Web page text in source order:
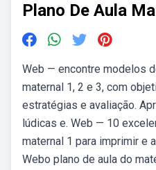
Plano De Aula
Web — encontre modelos
maternal 1, 2 e 3, com
estratégias e avaliação.
lúdicas e. Web — 10
maternal 1 para imprimir e
Webo plano de aula do